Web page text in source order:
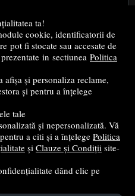
ta!
cookie, identificatorii de
pot fi stocate sau accesate de
in sectiunea Politica
afișa și personaliza reclame,
și pentru a înțelege
tale
și nepersonalizată. Vă
a citi și a înțelege Politica
și Clauze și Condiții site-
dând clic pe
Grup DZC SRL
de Vital Soft
sec